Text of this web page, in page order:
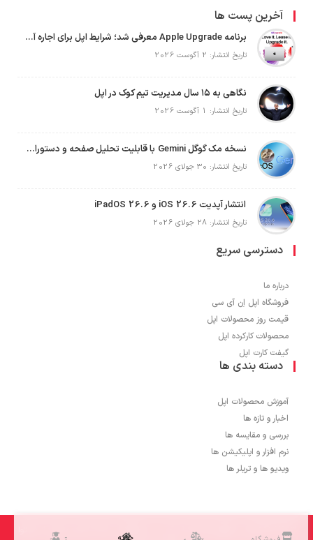
آخرین پست ها
برنامه Apple Upgrade معرفی شد؛ شرایط اپل برای اجاره آیفون، آیپد، مک و اپل واچ
تاریخ انتشار: 2 آگوست 2026
نگاهی به ۱۵ سال مدیریت تیم کوک در اپل
تاریخ انتشار: 1 آگوست 2026
نسخه مک گوگل Gemini با قابلیت تحلیل صفحه و دستورات صوتی در به‌روزرسانی جدید
تاریخ انتشار: 30 جولای 2026
انتشار آپدیت iOS 26.6 و iPadOS 26.6
تاریخ انتشار: 28 جولای 2026
دسترسی سریع
درباره ما
فروشگاه اپل اِن آی سی
قیمت روز محصولات اپل
محصولات کارکرده اپل
گیفت کارت اپل
دسته بندی ها
آموزش محصولات اپل
اخبار و تازه ها
بررسی و مقایسه ها
نرم افزار و اپلیکیشن ها
ویدیو ها و تریلر ها
1403 © تمامی حقوق برای اپل اِن آی سی محفوظ می باشد و کپی برداری از محتوا